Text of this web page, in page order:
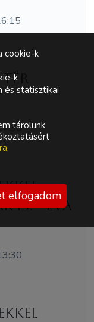
-
is! - Éva
cookie-k
k
és statisztikai
tárolunk
.
elfogadom